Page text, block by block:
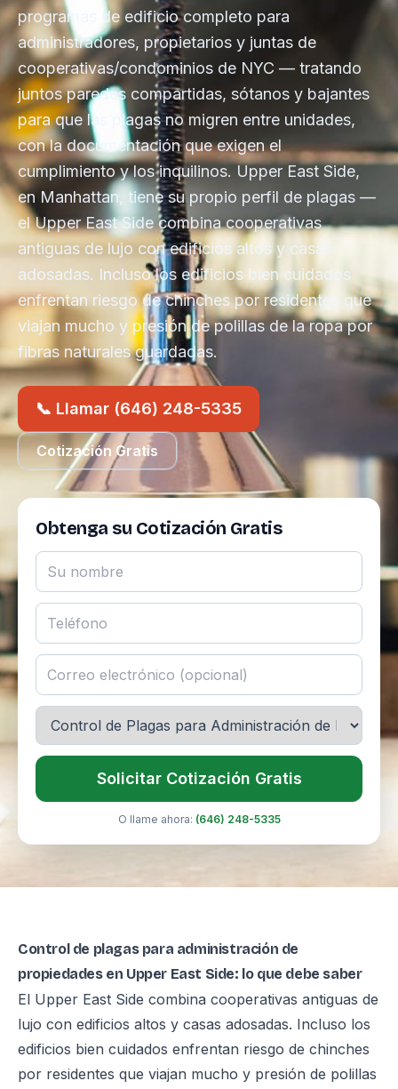
programas de edificio completo para
administradores, propietarios y juntas de
cooperativas/condominios de NYC — tratando
juntos paredes compartidas, sótanos y bajantes
para que las plagas no migren entre unidades,
con la documentación que exigen el
cumplimiento y los inquilinos. Upper East Side,
en Manhattan, tiene su propio perfil de plagas —
el Upper East Side combina cooperativas
antiguas de lujo con edificios altos y casas
adosadas. Incluso los edificios bien cuidados
enfrentan riesgo de chinches por residentes que
viajan mucho y presión de polillas de la ropa por
fibras naturales guardadas.
📞 Llamar (646) 248-5335
Cotización Gratis
Obtenga su Cotización Gratis
Solicitar Cotización Gratis
O llame ahora: (646) 248-5335
Control de plagas para administración de
propiedades en Upper East Side: lo que debe saber
El Upper East Side combina cooperativas antiguas de
lujo con edificios altos y casas adosadas. Incluso los
edificios bien cuidados enfrentan riesgo de chinches
por residentes que viajan mucho y presión de polillas